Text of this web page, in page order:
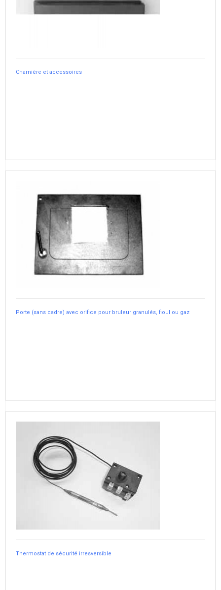
Charnière et accessoires
Porte (sans cadre) avec orifice pour bruleur granulés, fioul ou gaz
Thermostat de sécurité irresversible